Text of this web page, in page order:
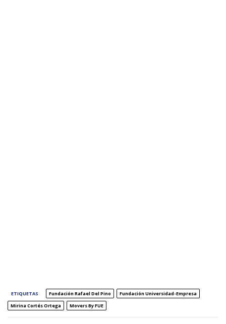
ETIQUETAS Fundación Rafael Del Pino
Fundación Universidad-Empresa
Mirina Cortés Ortega
Movers By FUE